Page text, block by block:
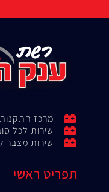
מרכז
שירות לכל
שירות מצבר
תפריט ראשי